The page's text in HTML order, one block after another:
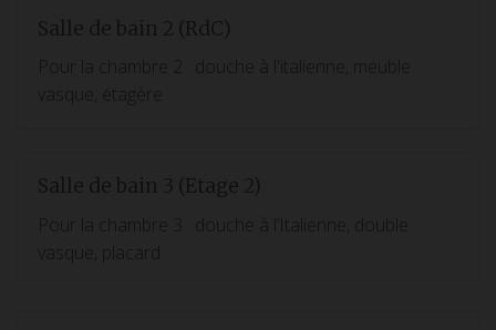
Salle de bain 2 (RdC)
Pour la chambre 2 : douche à l'italienne, meuble
vasque, étagère
Salle de bain 3 (Etage 2)
Pour la chambre 3 : douche à l’Italienne, double